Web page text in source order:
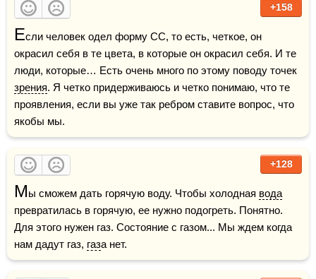
+158
Если человек одел форму СС, то есть, четкое, он
окрасил себя в те цвета, в которые он окрасил себя. И те
зрения. Я четко придерживаюсь и четко понимаю, что те
проявления, если вы уже так ребром ставите вопрос, что
якобы мы.
+128
Мы сможем дать горячую воду. Чтобы холодная вода
превратилась в горячую, ее нужно подогреть. Понятно.
Для этого нужен газ. Состояние с газом... Мы ждем когда
нам дадут газ, газа нет.